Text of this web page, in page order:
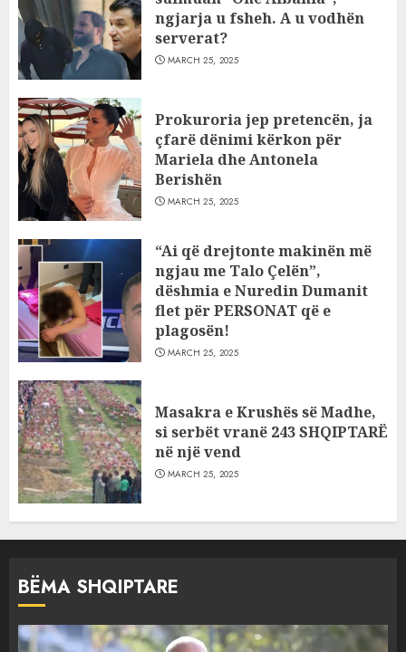
ngjarja u fsheh. A u vodhën
serverat?
MARCH 25, 2025
Prokuroria jep pretencën, ja
çfarë dënimi kërkon për
Mariela dhe Antonela
Berishën
MARCH 25, 2025
“Ai që drejtonte makinën më
ngjau me Talo Çelën”,
dëshmia e Nuredin Dumanit
flet për PERSONAT që e
plagosën!
MARCH 25, 2025
Masakra e Krushës së Madhe,
si serbët vranë 243 SHQIPTARË
në një vend
MARCH 25, 2025
BËMA SHQIPTARE